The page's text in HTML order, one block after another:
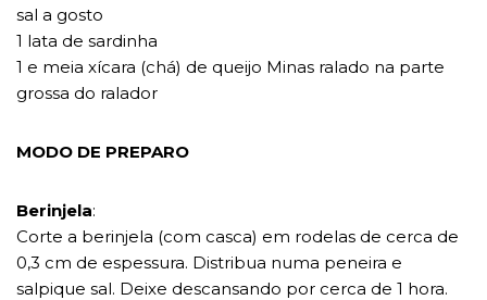
sal a gosto
1 lata de sardinha
1 e meia xícara (chá) de queijo Minas ralado na parte
grossa do ralador
MODO DE PREPARO
Berinjela:
Corte a berinjela (com casca) em rodelas de cerca de
0,3 cm de espessura. Distribua numa peneira e
salpique sal. Deixe descansando por cerca de 1 hora.